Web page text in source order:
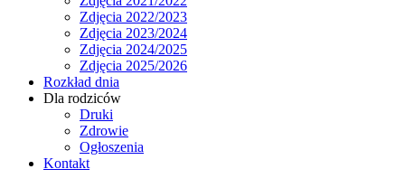
Zdjęcia 2022/2023
Zdjęcia 2023/2024
Zdjęcia 2024/2025
Zdjęcia 2025/2026
Rozkład dnia
Dla rodziców
Druki
Zdrowie
Ogłoszenia
Kontakt